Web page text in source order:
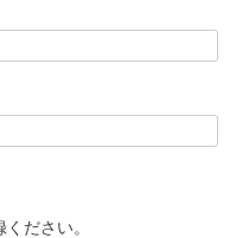
ださい。